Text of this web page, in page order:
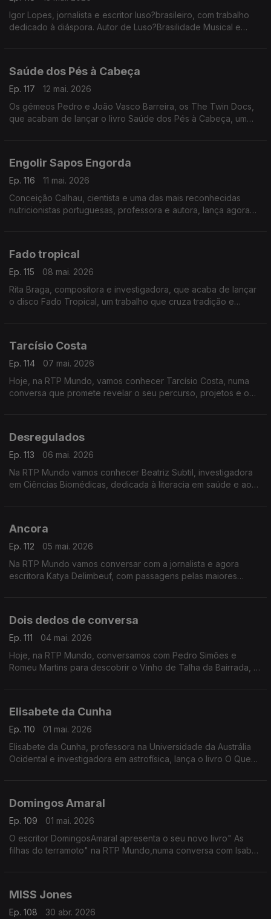
Igor Lopes, jornalista e escritor luso?brasileiro, com trabalho
dedicado à diáspora. Autor de Luso?Brasilidade Musical e
Saúde dos Pés à Cabeça
Ep. 117
12 mai. 2026
Os gémeos Pedro e João Vasco Barreira, os The Twin Docs,
que acabam de lançar o livro Saúde dos Pés à Cabeça, um
Engolir Sapos Engorda
Ep. 116
11 mai. 2026
Conceição Calhau, cientista e uma das mais reconhecidas
nutricionistas portuguesas, professora e autora, lança agora
Fado tropical
Ep. 115
08 mai. 2026
Rita Braga, compositora e investigadora, que acaba de lançar
o disco Fado Tropical, um trabalho que cruza tradição e
Tarcísio Costa
Ep. 114
07 mai. 2026
Hoje, na RTP Mundo, vamos conhecer Tarcísio Costa, numa
conversa que promete revelar o seu percurso, projetos e o
Desregulados
Ep. 113
06 mai. 2026
Na RTP Mundo vamos conhecer Beatriz Subtil, investigadora
em Ciências Biomédicas, dedicada à literacia em saúde e ao
Ancora
Ep. 112
05 mai. 2026
Na RTP Mundo vamos conversar com a jornalista e agora
escritora Katya Delimbeuf, com passagens pelas maiores
Dois dedos de conversa
Ep. 111
04 mai. 2026
Hoje, na RTP Mundo, conversamos com Pedro Simões e
Romeu Martins para descobrir o Vinho de Talha da Bairrada, a
Elisabete da Cunha
Ep. 110
01 mai. 2026
Elisabete da Cunha, professora na Universidade da Austrália
Ocidental e investigadora em astrofísica, lança o livro O Que
Domingos Amaral
Ep. 109
01 mai. 2026
O escritor DomingosAmaral apresenta o seu novo livro" As
filhas do terramoto" na RTP Mundo,numa conversa com Isabel
MISS Jones
Ep. 108
30 abr. 2026